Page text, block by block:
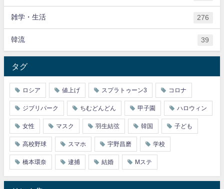
雑学・生活 276
韓流 39
タグ
ロシア 値上げ スプラトゥーン3 コロナ
ジブリパーク ちむどんどん 甲子園 ハロウィン
女性 マスク 羽生結弦 韓国 子ども
高校野球 スマホ 宇野昌磨 学校
橋本環奈 逮捕 結婚 Mステ